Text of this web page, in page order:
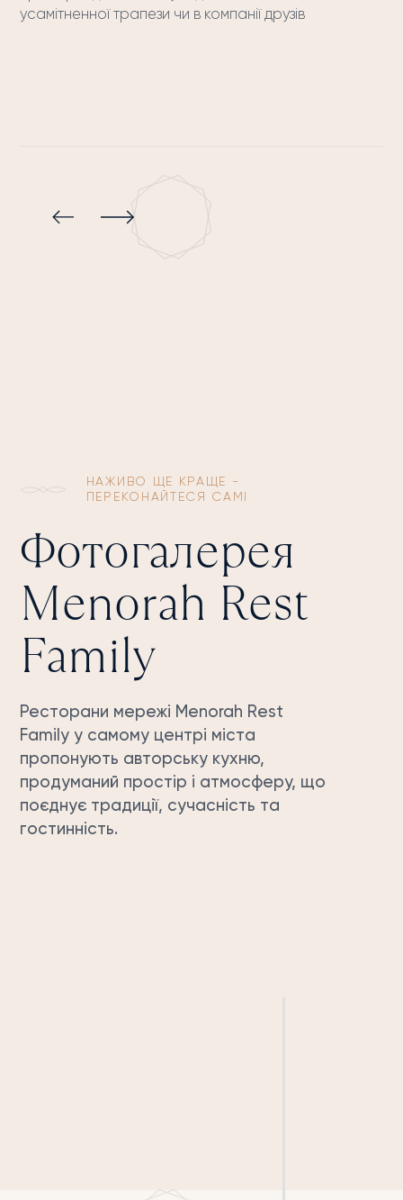
усамітненної трапези чи в компанії друзів
НАЖИВО ЩЕ КРАЩЕ -
ПЕРЕКОНАЙТЕСЯ САМІ
Фотогалерея
Menorah Rest
Family
Ресторани мережі Menorah Rest
Family у самому центрі міста
пропонують авторську кухню,
продуманий простір і атмосферу, що
поєднує традиції, сучасність та
гостинність.